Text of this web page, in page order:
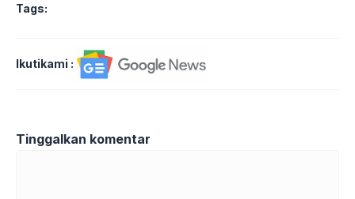
Tags:
Ikutikami :
Tinggalkan komentar